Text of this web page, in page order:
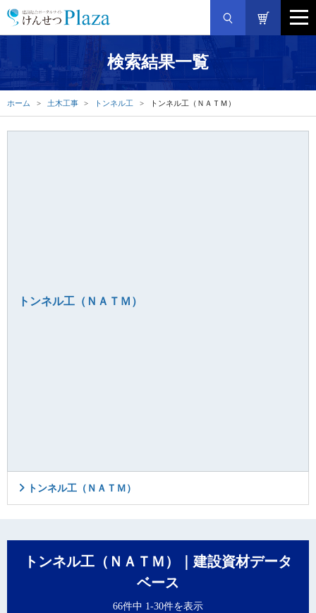
検索結果一覧
ホーム 土木工事 トンネル工 トンネル工（ＮＡＴＭ）
トンネル工（ＮＡＴＭ）
トンネル工（ＮＡＴＭ）
トンネル工（ＮＡＴＭ）｜建設資材データ
ベース
66件中 1-30件を表示